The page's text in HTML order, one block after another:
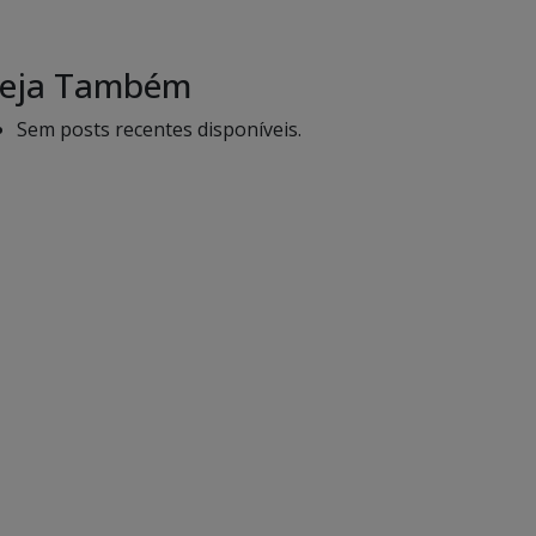
Também
Sem posts recentes disponíveis.